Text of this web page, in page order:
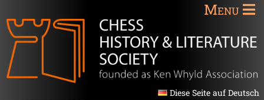
Menu
Diese Seite auf Deutsch